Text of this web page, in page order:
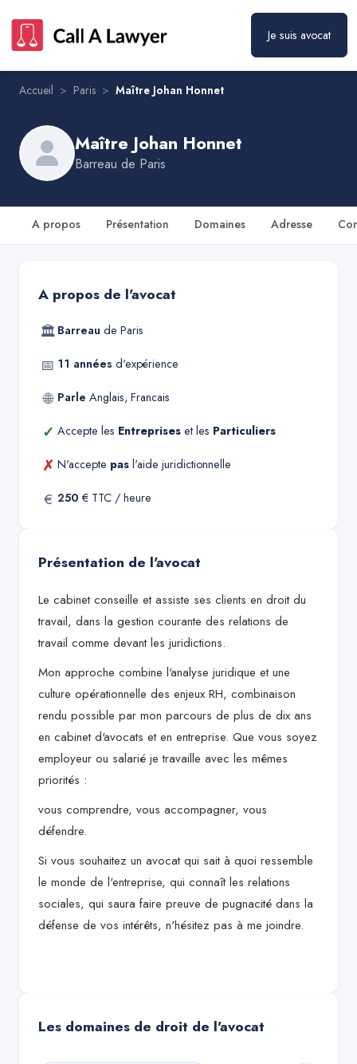
Je suis avocat
Maître Johan Honnet
Accueil > Paris > Maître Johan Honnet
Maître Johan Honnet
Barreau de Paris
A propos Présentation Domaines Adresse
A propos de l'avocat
🏛 Barreau de Paris
📅 11 années d'expérience
🌐 Parle Anglais, Francais
✓ Accepte les Entreprises et les Particuliers
✗ N'accepte pas l'aide juridictionnelle
€ 250 € TTC / heure
Présentation de l'avocat
Le cabinet conseille et assiste ses clients en droit du
travail, dans la gestion courante des relations de
travail comme devant les juridictions.
Mon approche combine l'analyse juridique et une
culture opérationnelle des enjeux RH, combinaison
rendu possible par mon parcours de plus de dix ans
en cabinet d'avocats et en entreprise. Que vous soyez
employeur ou salarié je travaille avec les mêmes
priorités :
vous comprendre, vous accompagner, vous
défendre.
Si vous souhaitez un avocat qui sait à quoi ressemble
le monde de l'entreprise, qui connaît les relations
sociales, qui saura faire preuve de pugnacité dans la
défense de vos intérêts, n'hésitez pas à me joindre.
Les domaines de droit de l'avocat